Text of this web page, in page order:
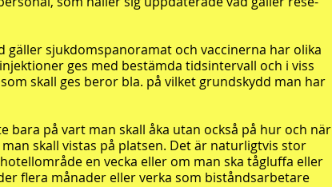
gäller sjukdomspanoramat och vaccinerna har olika
ges med bestämda tidsintervall och i viss
skall ges beror bla. på vilket grundskydd man har
bara på vart man skall åka utan också på hur och när
skall vistas på platsen. Det är naturligtvis stor
en vecka eller om man ska tågluffa eller
flera månader eller verka som biståndsarbetare